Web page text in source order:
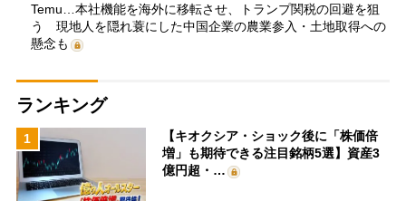
Temu…本社機能を海外に移転させ、トランプ関税の回避を狙
う 現地人を隠れ蓑にした中国企業の農業参入・土地取得への
懸念も
ランキング
1
【キオクシア・ショック後に「株価倍
増」も期待できる注目銘柄5選】資産3
億円超・…